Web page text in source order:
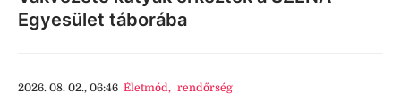
Egyesület táborába
2026. 08. 02., 06:46 Életmód, rendőrség